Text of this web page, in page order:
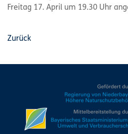
Freitag 17. April um 19.30 Uhr
Zurück